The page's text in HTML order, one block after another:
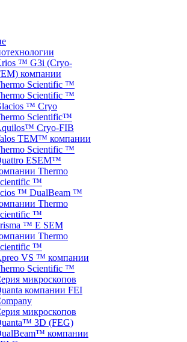
™ G3i (Cryo-
компании
Scientific ™
Scientific ™
™ Cryo
Scientific™
Cryo-FIB
TEM™ компании
Scientific ™
ESEM™
Thermo
™
™ DualBeam ™
Thermo
™
™ E SEM
Thermo
™
VS ™ компании
Scientific ™
микроскопов
компании FEI
микроскопов
3D (FEG)
компании